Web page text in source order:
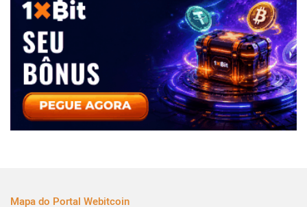
Mapa do Portal Webitcoin